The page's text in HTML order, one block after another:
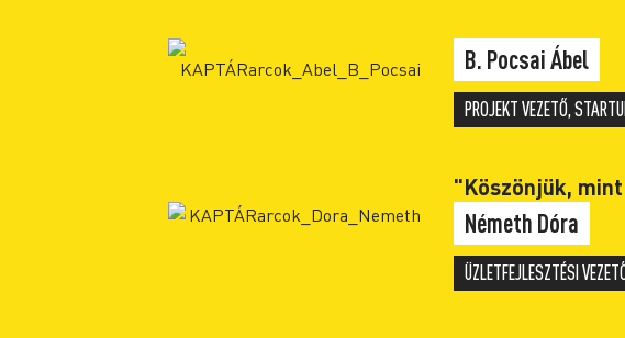
B. Pocsai Ábel
PROJEKT VEZETŐ,
"Köszönjük,
Németh Dóra
ÜZLETFEJLESZTÉSI